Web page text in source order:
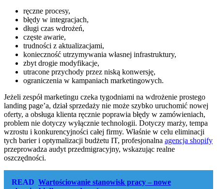
ręczne procesy,
błędy w integracjach,
długi czas wdrożeń,
częste awarie,
trudności z aktualizacjami,
konieczność utrzymywania własnej infrastruktury,
zbyt drogie modyfikacje,
utracone przychody przez niską konwersję,
ograniczenia w kampaniach marketingowych.
Jeżeli zespół marketingu czeka tygodniami na wdrożenie prostego
landing page’a, dział sprzedaży nie może szybko uruchomić nowej
oferty, a obsługa klienta ręcznie poprawia błędy w zamówieniach,
problem nie dotyczy wyłącznie technologii. Dotyczy marży, tempa
wzrostu i konkurencyjności całej firmy. Właśnie w celu eliminacji
tych barier i optymalizacji budżetu IT, profesjonalna agencja shopify
przeprowadza audyt przedmigracyjny, wskazując realne
oszczędności.
READ Wartościowanie stanowisk pracy – nowe